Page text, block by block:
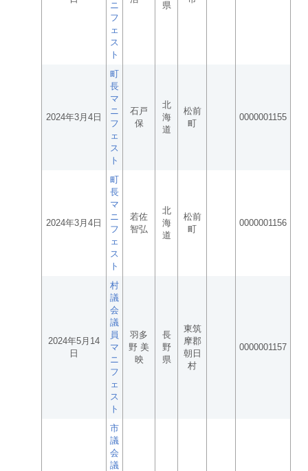
ニ
フ
ェ
ス
ト
県
2024年3月4日
町
長
マ
ニ
フ
ェ
ス
ト
石戸
保
北
海
道
松前
町
0000001155
2024年3月4日
町
長
マ
ニ
フ
ェ
ス
ト
若佐
智弘
北
海
道
松前
町
0000001156
2024年5月14
日
村
議
会
議
員
マ
ニ
フ
ェ
ス
ト
羽多
野 美
映
長
野
県
東筑
摩郡
朝日
村
0000001157
市
議
会
議